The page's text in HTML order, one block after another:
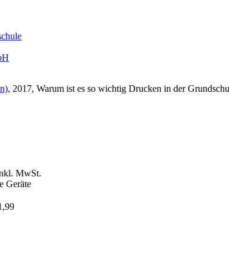
, 2017, Warum ist es so wichtig Drucken in der
MwSt.
Geräte